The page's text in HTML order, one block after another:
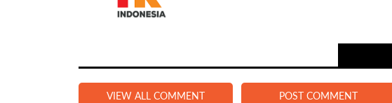
VIEW ALL COMMENT POST COMMENT